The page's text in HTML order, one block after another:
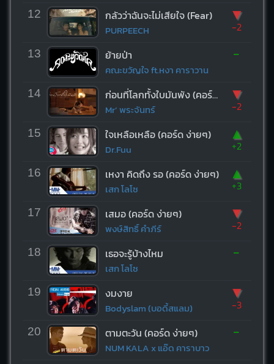
12 กลัวว่าฉันจะไม่เสียใจ (Fear)
PURPEECH
▼
-2
13 ย้ายป่า
คณะขวัญใจ ft.หงา คาราวาน
-
14 ก่อนที่โลกทั้งใบมันพัง (คอร์ด ง่ายๆ)
Mr’ พระจันทร์
▼
-2
15 ใจเหลือเหลือ (คอร์ด ง่ายๆ)
Dr.Fuu
▲
+2
16 เหงา คิดถึง รอ (คอร์ด ง่ายๆ)
เสก โลโซ
▲
+3
17 เสมอ (คอร์ด ง่ายๆ)
พงษ์สิทธิ์ คำภีร์
▼
-2
18 เธอจะรู้บ้างไหม
เสก โลโซ
-
19 งมงาย
Bodyslam (บอดี้สแลม)
▼
-3
20 ตามตะวัน (คอร์ด ง่ายๆ)
NUM KALA x แอ๊ด คาราบาว
-